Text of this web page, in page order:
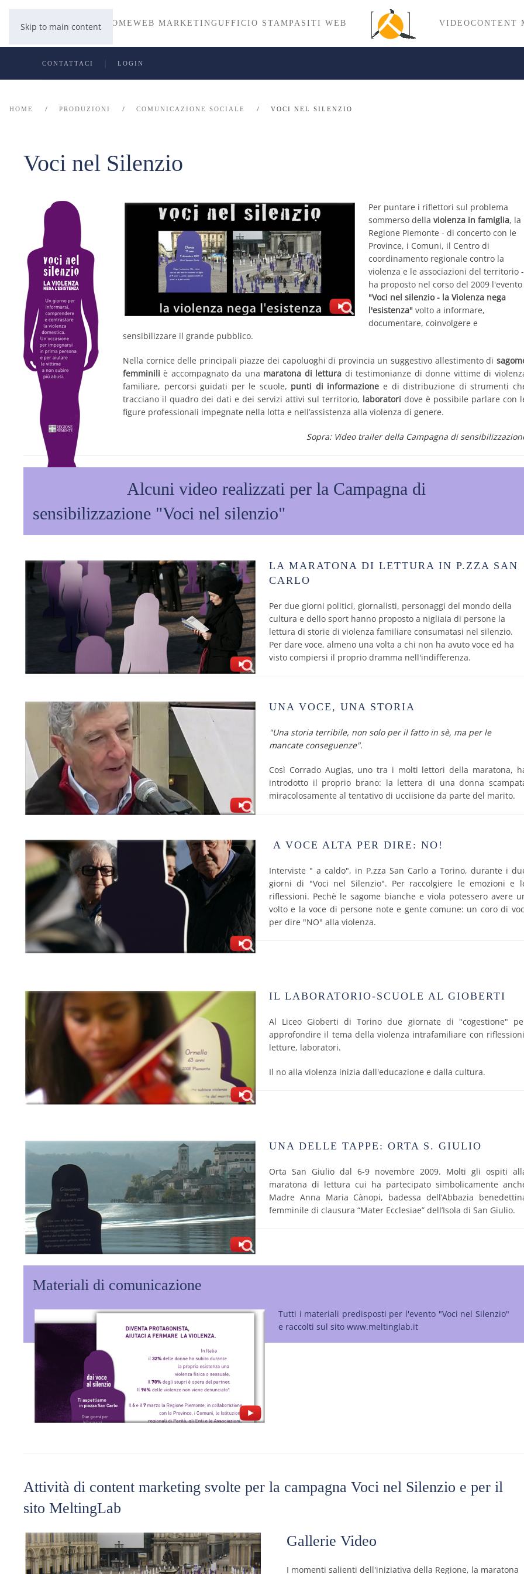
Skip to main content HOME WEB MARKETINGUFFICIO STAMPA SITI WEB VIDEOCONTENT
CONTATTACI LOGIN
HOME PRODUZIONI COMUNICAZIONE SOCIALE VOCI NEL SILENZIO
Voci nel Silenzio
Per puntare i riflettori sul problema
sommerso della violenza in famiglia, la
Regione Piemonte - di concerto con le
Province, i Comuni, il Centro di
coordinamento regionale contro la
violenza e le associazioni del territorio -
ha proposto nel corso del 2009 l'evento
"Voci nel silenzio - la Violenza nega
l'esistenza" volto a informare,
documentare, coinvolgere e
sensibilizzare il grande pubblico.
Nella cornice delle principali piazze dei capoluoghi di provincia un suggestivo allestimento di
femminili è accompagnato da una maratona di lettura di testimonianze di donne vittime di
familiare, percorsi guidati per le scuole, punti di informazione e di distribuzione di strumenti
tracciano il quadro dei dati e dei servizi attivi sul territorio, laboratori dove è possibile parlare con
figure professionali impegnate nella lotta e nell’assistenza alla violenza di genere.
Sopra: Video trailer della Campagna di
Alcuni video realizzati per la Campagna di
sensibilizzazione "Voci nel silenzio"
LA MARATONA DI LETTURA IN P.ZZA SAN
CARLO
Per due giorni politici, giornalisti, personaggi del mondo della
cultura e dello sport hanno proposto a nigliaia di persone la
lettura di storie di violenza familiare consumatasi nel silenzio.
Per dare voce, almeno una volta a chi non ha avuto voce ed ha
visto compiersi il proprio dramma nell'indifferenza.
UNA VOCE, UNA STORIA
"Una storia terribile, non solo per il fatto in sè, ma per le
mancate conseguenze".
Così Corrado Augias, uno tra i molti lettori della maratona,
introdotto il proprio brano: la lettera di una donna
miracolosamente al tentativo di ucciisione da parte del marito.
A VOCE ALTA PER DIRE: NO!
Interviste " a caldo", in P.zza San Carlo a Torino, durante i
giorni di "Voci nel Silenzio". Per raccolgiere le emozioni e
riflessioni. Pechè le sagome bianche e viola potessero avere
volto e la voce di persone note e gente comune: un coro di
per dire "NO" alla violenza.
IL LABORATORIO-SCUOLE AL GIOBERTI
Al Liceo Gioberti di Torino due giornate di "cogestione"
approfondire il tema della violenza intrafamiliare con
letture, laboratori.
Il no alla violenza inizia dall'educazione e dalla cultura.
UNA DELLE TAPPE: ORTA S. GIULIO
Orta San Giulio dal 6-9 novembre 2009. Molti gli ospiti
maratona di lettura cui ha partecipato simbolicamente
Madre Anna Maria Cànopi, badessa dell’Abbazia
femminile di clausura “Mater Ecclesiae” dell’Isola di San Giulio.
Materiali di comunicazione
Tutti i materiali predisposti per l'evento "Voci nel Silenzio"
e raccolti sul sito www.meltinglab.it
Attività di content marketing svolte per la campagna Voci nel Silenzio e per il
sito MeltingLab
Gallerie Video
I momenti salienti dell'iniziativa della Regione, la maratona